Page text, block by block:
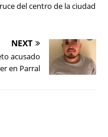
del centro de la ciudad
NEXT
acusado
en Parral